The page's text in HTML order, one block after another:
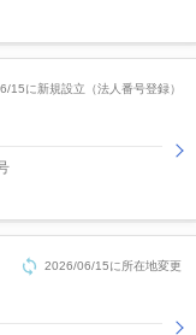
15に新規設立（法人番号登録）
2026/06/15に所在地変更